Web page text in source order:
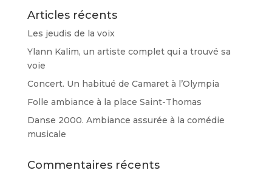
Articles récents
Les jeudis de la voix
Ylann Kalim, un artiste complet qui a trouvé sa
voie
Concert. Un habitué de Camaret à l’Olympia
Folle ambiance à la place Saint-Thomas
Danse 2000. Ambiance assurée à la comédie
musicale
Commentaires récents